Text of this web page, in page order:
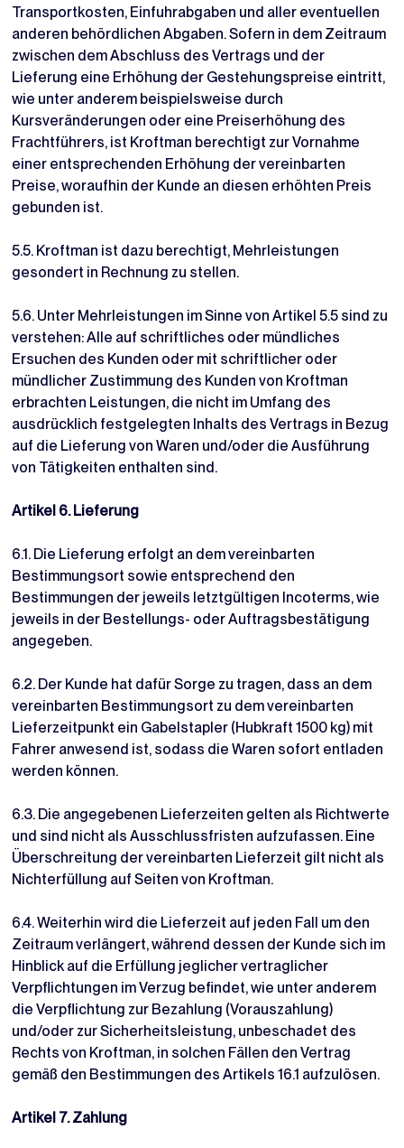
Transportkosten, Einfuhrabgaben und aller eventuellen
anderen behördlichen Abgaben. Sofern in dem Zeitraum
zwischen dem Abschluss des Vertrags und der
Lieferung eine Erhöhung der Gestehungspreise eintritt,
wie unter anderem beispielsweise durch
Kursveränderungen oder eine Preiserhöhung des
Frachtführers, ist Kroftman berechtigt zur Vornahme
einer entsprechenden Erhöhung der vereinbarten
Preise, woraufhin der Kunde an diesen erhöhten Preis
gebunden ist.
5.5. Kroftman ist dazu berechtigt, Mehrleistungen
gesondert in Rechnung zu stellen.
5.6. Unter Mehrleistungen im Sinne von Artikel 5.5 sind zu
verstehen: Alle auf schriftliches oder mündliches
Ersuchen des Kunden oder mit schriftlicher oder
mündlicher Zustimmung des Kunden von Kroftman
erbrachten Leistungen, die nicht im Umfang des
ausdrücklich festgelegten Inhalts des Vertrags in Bezug
auf die Lieferung von Waren und/oder die Ausführung
von Tätigkeiten enthalten sind.
Artikel 6. Lieferung
6.1. Die Lieferung erfolgt an dem vereinbarten
Bestimmungsort sowie entsprechend den
Bestimmungen der jeweils letztgültigen Incoterms, wie
jeweils in der Bestellungs- oder Auftragsbestätigung
angegeben.
6.2. Der Kunde hat dafür Sorge zu tragen, dass an dem
vereinbarten Bestimmungsort zu dem vereinbarten
Lieferzeitpunkt ein Gabelstapler (Hubkraft 1500 kg) mit
Fahrer anwesend ist, sodass die Waren sofort entladen
werden können.
6.3. Die angegebenen Lieferzeiten gelten als Richtwerte
und sind nicht als Ausschlussfristen aufzufassen. Eine
Überschreitung der vereinbarten Lieferzeit gilt nicht als
Nichterfüllung auf Seiten von Kroftman.
6.4. Weiterhin wird die Lieferzeit auf jeden Fall um den
Zeitraum verlängert, während dessen der Kunde sich im
Hinblick auf die Erfüllung jeglicher vertraglicher
Verpflichtungen im Verzug befindet, wie unter anderem
die Verpflichtung zur Bezahlung (Vorauszahlung)
und/oder zur Sicherheitsleistung, unbeschadet des
Rechts von Kroftman, in solchen Fällen den Vertrag
gemäß den Bestimmungen des Artikels 16.1 aufzulösen.
Artikel 7. Zahlung